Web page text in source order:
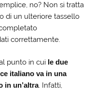
no? Non si tratta
di un ulteriore tassello
correttamente.
punto in cui le due
italiano va in una
in un’altra. Infatti,